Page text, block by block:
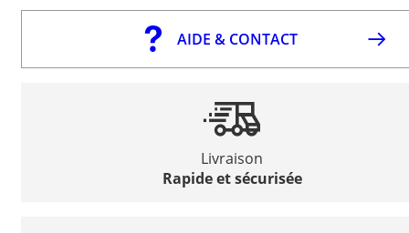
AIDE & CONTACT
Livraison
Rapide et sécurisée